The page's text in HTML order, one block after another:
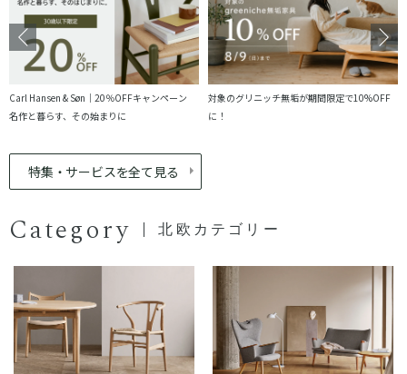
Carl Hansen & Søn｜20％OFFキャンペーン
名作と暮らす、その始まりに
対象のグリニッチ無垢が期間限定で10%OFF
に！
特集・サービスを全て見る
Category 北欧カテゴリー